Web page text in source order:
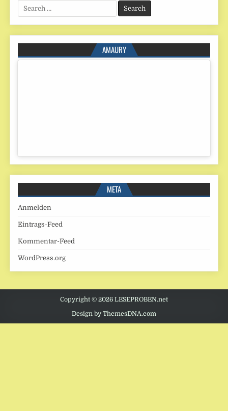
Search
for:
AMAURY
META
Anmelden
Eintrags-Feed
Kommentar-Feed
WordPress.org
Copyright © 2026 LESEPROBEN.net
Design by ThemesDNA.com